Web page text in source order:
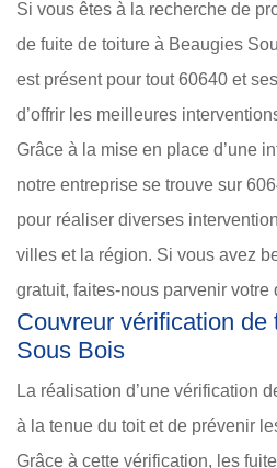
Si vous êtes à la recherche de
de fuite de toiture à Beaugies
est présent pour tout 60640 et
d’offrir les meilleures
Grâce à la mise en place d’une
notre entreprise se trouve sur
pour réaliser diverses
villes et la région. Si vous avez
gratuit, faites-nous parvenir votre
Couvreur vérification
Sous Bois
La réalisation d’une vérification
à la tenue du toit et de prévenir
Grâce à cette vérification, les